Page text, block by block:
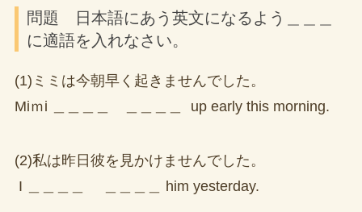
問題 日本語にあう英文になるよう＿＿＿
に適語を入れなさい。
(1)ミミは今朝早く起きませんでした。
Miｍi ＿＿＿＿ ＿＿＿＿ up early this morning.
(2)私は昨日彼を見かけませんでした。
I ＿＿＿＿ ＿＿＿＿ him yesterday.